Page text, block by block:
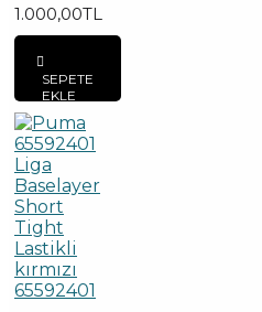
1.000,00TL
SEPETE
EKLE